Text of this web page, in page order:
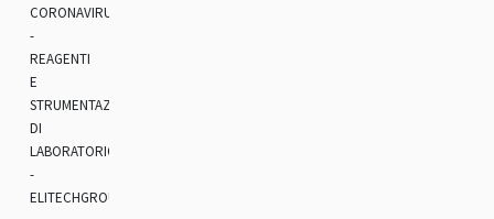
CORONAVIRUS
-
REAGENTI
E
STRUMENTAZIONI
DI
LABORATORIO
-
ELITECHGROUP